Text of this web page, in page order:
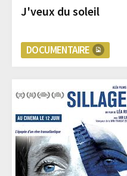
J'veux du soleil
DOCUMENTAIRE